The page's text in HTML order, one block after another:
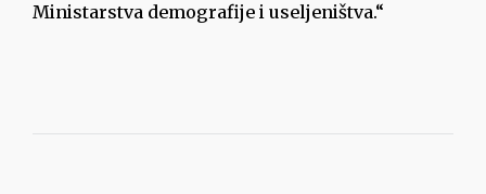
Ministarstva demografije i useljeništva.“